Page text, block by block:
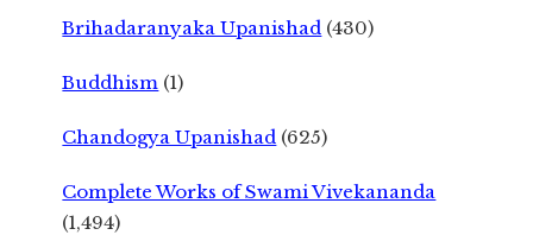
Brihadaranyaka Upanishad (430)
Buddhism (1)
Chandogya Upanishad (625)
Complete Works of Swami Vivekananda
(1,494)